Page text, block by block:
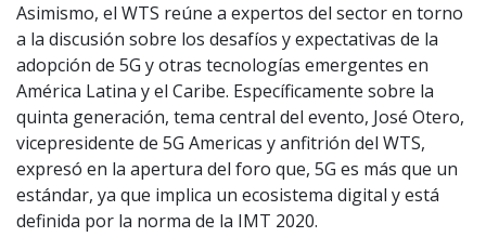
Asimismo, el WTS reúne a expertos del sector en torno
a la discusión sobre los desafíos y expectativas de la
adopción de 5G y otras tecnologías emergentes en
América Latina y el Caribe. Específicamente sobre la
quinta generación, tema central del evento, José Otero,
vicepresidente de 5G Americas y anfitrión del WTS,
expresó en la apertura del foro que, 5G es más que un
estándar, ya que implica un ecosistema digital y está
definida por la norma de la IMT 2020.